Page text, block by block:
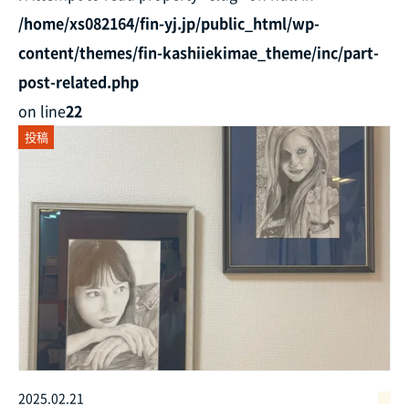
/home/xs082164/fin-yj.jp/public_html/wp-
content/themes/fin-kashiiekimae_theme/inc/part-
post-related.php
on line22
投稿
2025.02.21